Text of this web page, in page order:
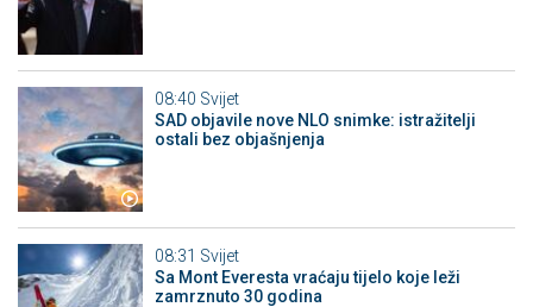
08:40 Svijet
SAD objavile nove NLO snimke: istražitelji
ostali bez objašnjenja
08:31 Svijet
Sa Mont Everesta vraćaju tijelo koje leži
zamrznuto 30 godina